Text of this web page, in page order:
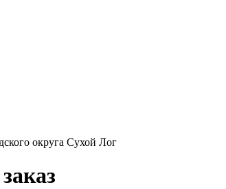
округа Сухой Лог